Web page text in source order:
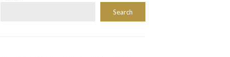
Search